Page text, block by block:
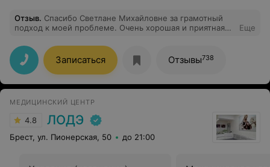
Отзыв. Спасибо Светлане Михайловне за грамотный
подход к моей проблеме. Очень хорошая и приятная
Еще
Записаться Отзывы738
МЕДИЦИНСКИЙ ЦЕНТР
4.8 ЛОДЭ
Брест, ул. Пионерская, 50 до 21:00